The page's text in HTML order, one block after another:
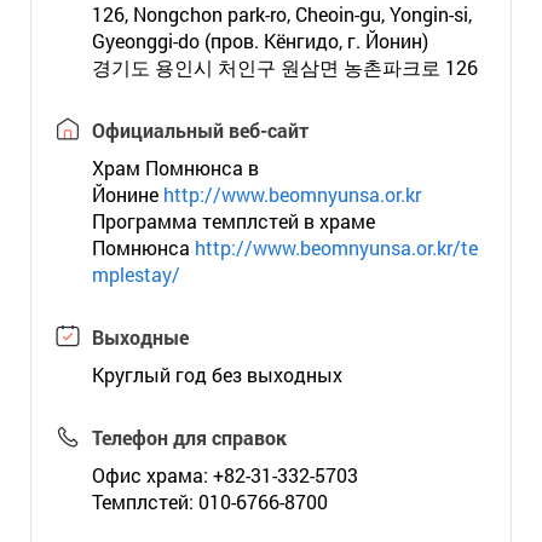
126, Nongchon park-ro, Cheoin-gu, Yongin-si,
Gyeonggi-do (пров. Кёнгидо, г. Йонин)
경기도 용인시 처인구 원삼면 농촌파크로 126
Официальный веб-сайт
Храм Помнюнса в
Йонине http://www.beomnyunsa.or.kr
Программа темплстей в храме
Помнюнса http://www.beomnyunsa.or.kr/te
mplestay/
Выходные
Круглый год без выходных
Телефон для справок
Офис храма: +82-31-332-5703
Темплстей: 010-6766-8700